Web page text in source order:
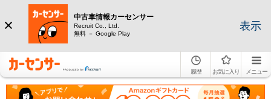
中古車情報カーセンサー
Recruit Co., Ltd.
無料 － Google Play
表示
履歴 お気に入り メニュー